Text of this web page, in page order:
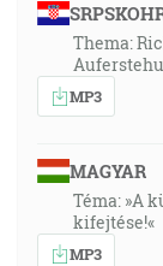
Thema:
MP3
MAGYAR
Téma: »A
kifejtése!«
MP3